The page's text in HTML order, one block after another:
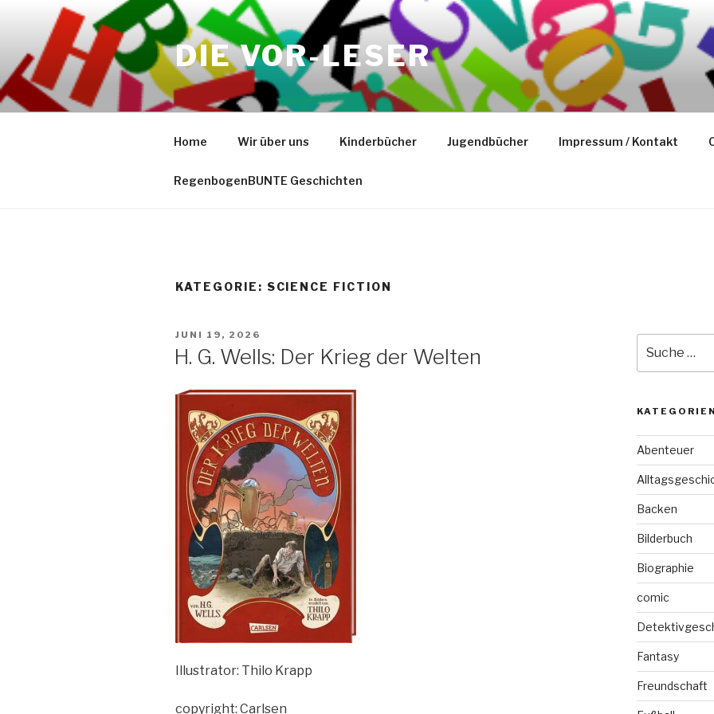
springen
DIE VOR-LESER
Home Wir über uns Kinderbücher Jugendbücher Impressum / Kontakt
RegenbogenBUNTE Geschichten
KATEGORIE: SCIENCE FICTION
VERÖFFENTLICHT
JUNI 19, 2026
H. G. Wells: Der Krieg der Welten
Illustrator: Thilo Krapp
copyright: Carlsen
nach:
KATEGORIEN
Abenteuer
Backen
Bilderbuch
Biographie
comic
Fantasy
Freundschaft